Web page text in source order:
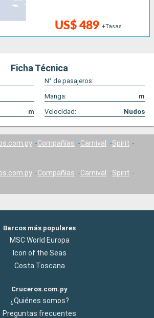
US$ 489 +Tasas
Ficha Técnica
N° de pasajeros:
Manga:
m
m Velocidad: Nudos
Compañías Carnival
Spirit
Compañías Carnival
Spirit
Barcos más populares
MSC World Europa
Icon of the Seas
Costa Toscana
Cruceros.com.py
¿Quiénes somos?
Preguntas frecuentes